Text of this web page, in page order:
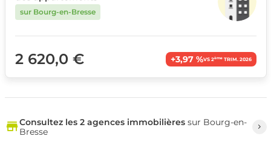
sur Bourg-en-Bresse
2 620,0 € +3,97 %VS 2èmeTRIM. 2026
Consultez les 2 agences immobilièressur Bourg-en-
Bresse